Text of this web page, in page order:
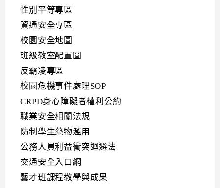
性別平等專區
資通安全專區
校園安全地圖
班級教室配置圖
反霸凌專區
校園危機事件處理SOP
CRPD身心障礙者權利公約
職業安全相關法規
防制學生藥物濫用
公務人員利益衝突迴避法
交通安全入口網
藝才班課程教學與成果